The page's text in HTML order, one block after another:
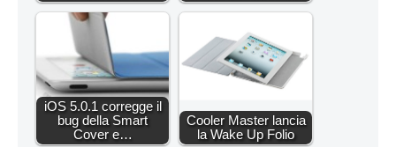
iOS 5.0.1 corregge il
bug della Smart
Cover e…
Cooler Master lancia
la Wake Up Folio